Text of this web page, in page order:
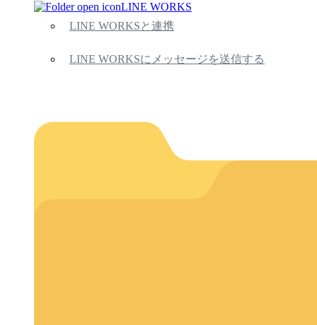
LINE WORKS
LINE WORKSと連携
LINE WORKSにメッセージを送信する